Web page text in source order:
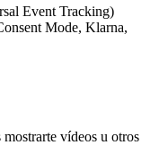
Event Tracking)
Mode, Klarna,
vídeos u otros